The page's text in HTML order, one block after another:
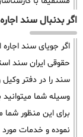
اگر بدنبال سند
اگر جویای سند
حقوقی ایران سند
سند را در دفتر
وسیله شما میتوانید
برای این منظور شما
نموده و خدمات مورد